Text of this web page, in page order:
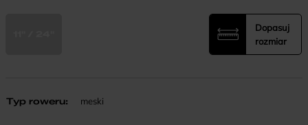
Dopasuj
rozmiar
Typ roweru: meski